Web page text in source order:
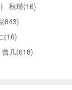
秋瑾(16)
(843)
(16)
曾几(618)